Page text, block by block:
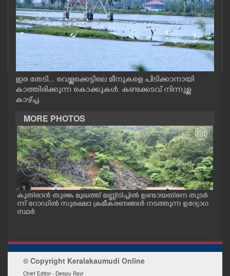
NEWS 360
CASE DIARY
CINEMA
OPINION
PHOTOS
LIFESTYLE
SPIRITUAL
ART
ഇര തേടി... വെള്ളക്കെട്ടിലെ മീനുകളെ പിടിക്കാനായി
കാത്തിരിക്കുന്ന കൊക്കുകൾ. കണ്ടക്കടവ് നിന്നുള്ള
കാഴ്ച്ച.
MORE PHOTOS
കുതിരാൻ തുരങ്ക മുഖത്ത് മണ്ണിടിച്ചിൽ ഉണ്ടായതിനെ തുടർ
ന്ന് റോഡിൽ സുരക്ഷാ ക്രമീകരണങ്ങൾ നടത്തുന്ന ഉദ്യോഗ
സ്ഥർ
© Copyright Keralakaumudi Online
Chief Editor - Deepu Ravi